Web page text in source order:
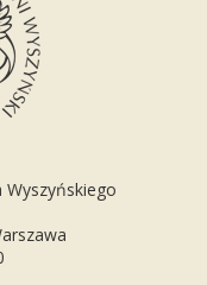
Wyszyńskiego